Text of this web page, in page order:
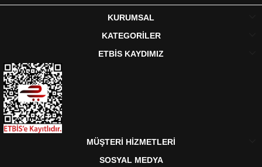
KURUMSAL
KATEGORİLER
ETBİS KAYDIMIZ
MÜŞTERİ HİZMETLERİ
SOSYAL MEDYA